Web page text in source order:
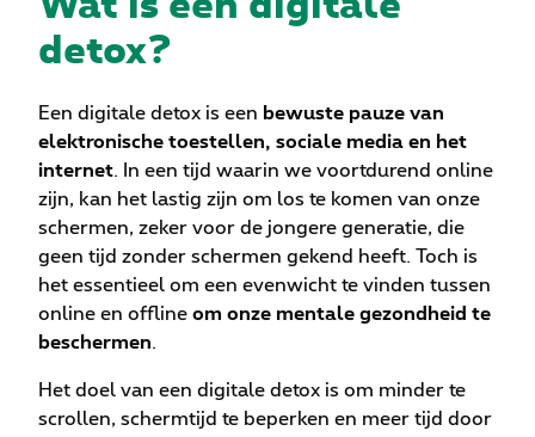
detox?
Een digitale detox is een bewuste pauze van
elektronische toestellen, sociale media en het
internet. In een tijd waarin we voortdurend online
zijn, kan het lastig zijn om los te komen van onze
schermen, zeker voor de jongere generatie, die
geen tijd zonder schermen gekend heeft. Toch is
het essentieel om een evenwicht te vinden tussen
online en offline om onze mentale gezondheid te
beschermen.
Het doel van een digitale detox is om minder te
scrollen, schermtijd te beperken en meer tijd door